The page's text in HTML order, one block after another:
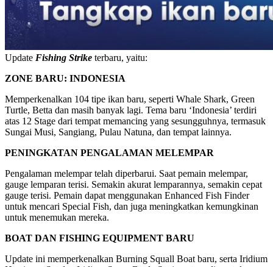
Update Fishing Strike terbaru, yaitu:
ZONE BARU: INDONESIA
Memperkenalkan 104 tipe ikan baru, seperti Whale Shark, Green
Turtle, Betta dan masih banyak lagi. Tema baru ‘Indonesia’ terdiri
atas 12 Stage dari tempat memancing yang sesungguhnya, termasuk
Sungai Musi, Sangiang, Pulau Natuna, dan tempat lainnya.
PENINGKATAN PENGALAMAN MELEMPAR
Pengalaman melempar telah diperbarui. Saat pemain melempar,
gauge lemparan terisi. Semakin akurat lemparannya, semakin cepat
gauge terisi. Pemain dapat menggunakan Enhanced Fish Finder
untuk mencari Special Fish, dan juga meningkatkan kemungkinan
untuk menemukan mereka.
BOAT DAN FISHING EQUIPMENT BARU
Update ini memperkenalkan Burning Squall Boat baru, serta Iridium